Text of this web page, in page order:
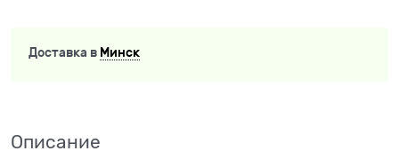
Доставка в Минск
Описание